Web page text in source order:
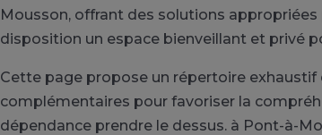
Mousson, offrant des solutions appropriées
disposition un espace bienveillant et privé
Cette page propose un répertoire
complémentaires pour favoriser la
dépendance prendre le dessus. à Pont-à-